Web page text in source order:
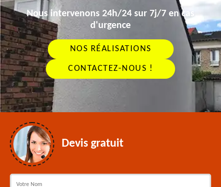
Nous intervenons 24h/24 sur 7j/7 en cas
d'urgence
NOS RÉALISATIONS
CONTACTEZ-NOUS !
Devis gratuit